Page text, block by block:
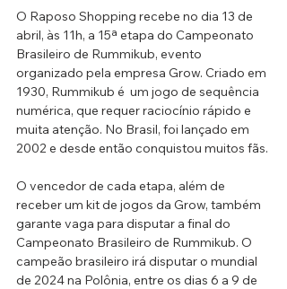
O Raposo Shopping recebe no dia 13 de
abril, às 11h, a 15ª etapa do Campeonato
Brasileiro de Rummikub, evento
organizado pela empresa Grow. Criado em
1930, Rummikub é  um jogo de sequência
numérica, que requer raciocínio rápido e
muita atenção. No Brasil, foi lançado em
2002 e desde então conquistou muitos fãs.
O vencedor de cada etapa, além de
receber um kit de jogos da Grow, também
garante vaga para disputar a final do
Campeonato Brasileiro de Rummikub. O
campeão brasileiro irá disputar o mundial
de 2024 na Polônia, entre os dias 6 a 9 de